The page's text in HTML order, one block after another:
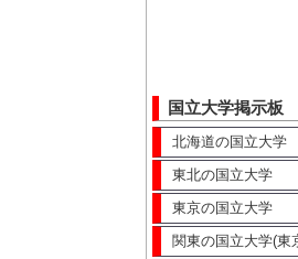
国立大学掲示板
北海道の国立大学
東北の国立大学
東京の国立大学
関東の国立大学(東